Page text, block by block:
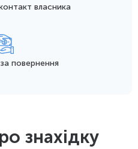
власника
за повернення
знахідку